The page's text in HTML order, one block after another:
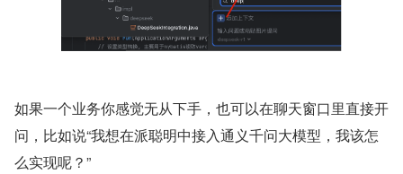
如果一个业务你感觉无从下手，也可以在聊天窗口里直接开
问，比如说“我想在派聪明中接入通义千问大模型，我该怎
么实现呢？”